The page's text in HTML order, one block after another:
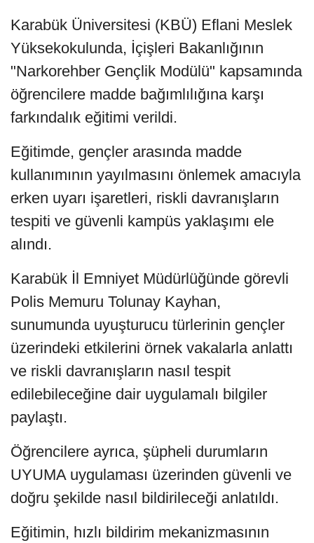
Karabük Üniversitesi (KBÜ) Eflani Meslek
Yüksekokulunda, İçişleri Bakanlığının
"Narkorehber Gençlik Modülü" kapsamında
öğrencilere madde bağımlılığına karşı
farkındalık eğitimi verildi.
Eğitimde, gençler arasında madde
kullanımının yayılmasını önlemek amacıyla
erken uyarı işaretleri, riskli davranışların
tespiti ve güvenli kampüs yaklaşımı ele
alındı.
Karabük İl Emniyet Müdürlüğünde görevli
Polis Memuru Tolunay Kayhan,
sunumunda uyuşturucu türlerinin gençler
üzerindeki etkilerini örnek vakalarla anlattı
ve riskli davranışların nasıl tespit
edilebileceğine dair uygulamalı bilgiler
paylaştı.
Öğrencilere ayrıca, şüpheli durumların
UYUMA uygulaması üzerinden güvenli ve
doğru şekilde nasıl bildirileceği anlatıldı.
Eğitimin, hızlı bildirim mekanizmasının